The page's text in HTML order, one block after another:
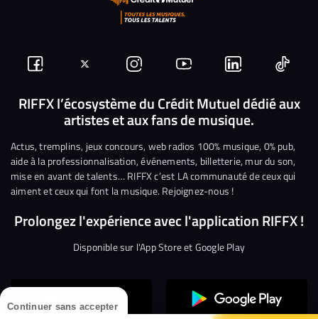
Continuer sans accepter
Suivez-
nous
Facebook
Suivez-
nous
sur
Twitter
Nous
rejoindre
sur
Instagram
Nous
rejoindre
sur
YouTube
Nous
rejoindre
sur
Linkedin
Nous
RIFFX l’écosystème du Crédit Mutuel dédié aux
artistes et aux fans de musique.
Actus, tremplins, jeux concours, web radios 100% musique, 0% pub,
aide à la professionnalisation, événements, billetterie, mur du son,
mise en avant de talents… RIFFX c’est LA communauté de ceux qui
aiment et ceux qui font la musique. Rejoignez-nous !
Prolongez l'expérience avec l'application RIFFX !
Disponible sur l'App Store et Google Play